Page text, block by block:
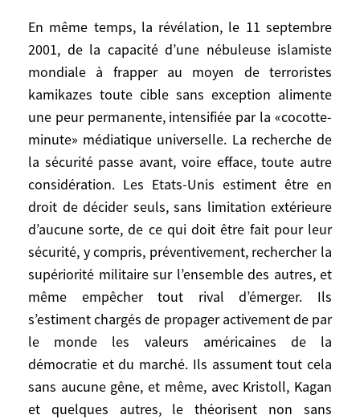
En même temps, la révélation, le 11 septembre
2001, de la capacité d’une nébuleuse islamiste
mondiale à frapper au moyen de terroristes
kamikazes toute cible sans exception alimente
une peur permanente, intensifiée par la «cocotte-
minute» médiatique universelle. La recherche de
la sécurité passe avant, voire efface, toute autre
considération. Les Etats-Unis estiment être en
droit de décider seuls, sans limitation extérieure
d’aucune sorte, de ce qui doit être fait pour leur
sécurité, y compris, préventivement, rechercher la
supériorité militaire sur l’ensemble des autres, et
même empêcher tout rival d’émerger. Ils
s’estiment chargés de propager activement de par
le monde les valeurs américaines de la
démocratie et du marché. Ils assument tout cela
sans aucune gêne, et même, avec Kristoll, Kagan
et quelques autres, le théorisent non sans
un détonateur déplaçant au sein de
l’administration Bush les équilibres au
profit du groupe Rumsfeld-Wolfowitz-
Perle, fournissant à la réalisation de leurs
projets de longue date – unilatéralisme
assumé, contournement de l’ONU,
«wilsonisme botté», renversement de
Saddam Hussein – à la fois un prétexte et
une légitimation.
septembre 2001, de la capacité d’une
nébuleuse islamiste mondiale à frapper au
moyen de terroristes kamikazes toute cible
sans exception alimente une peur
permanente, intensifiée par la «cocotte-
minute» médiatique universelle. La
recherche de la sécurité passe avant, voire
efface, toute autre considération. Les